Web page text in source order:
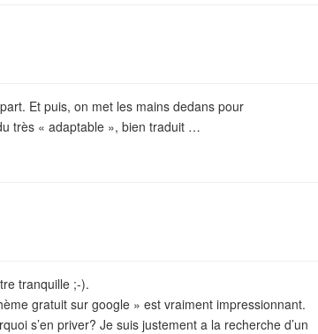
Et puis, on met les mains dedans pour
très « adaptable », bien traduit …
tranquille ;-).
gratuit sur google » est vraiment impressionnant.
s’en priver? Je suis justement a la recherche d’un